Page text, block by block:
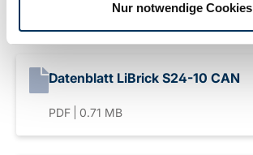
Nur notwendige Cookies
Datenblatt LiBrick S24-10 CAN
PDF 0.71 MB